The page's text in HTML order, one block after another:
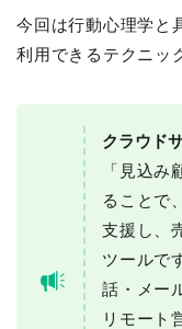
今回は行動心理学と
利用できるテクニッ
クラウド
「見込
ることで
支援し、
ツールで
話・メー
リモート